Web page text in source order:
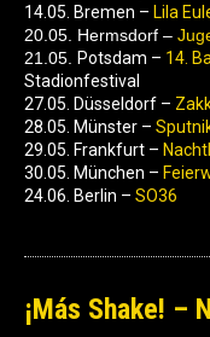
14.05. Bremen – Lila
20.05. Hermsdorf –
21.05.
Potsdam – 14.
Stadionfestival
27.05. Düsseldorf –
28.05. Münster –
29.05. Frankfurt –
30.05. München –
24.06. Berlin – SO36
¡Más Shake! –